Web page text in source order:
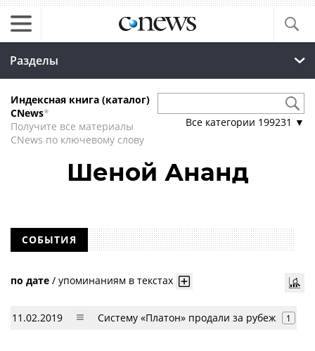
Разделы
Индексная книга (каталог)
CNews*
Получите все материалы
CNews по ключевому слову
Все категории 199231 ▼
Шеной Ананд
СОБЫТИЯ
по дате / упоминаниям в текстах
11.02.2019 Систему «Платон» продали за рубеж 1